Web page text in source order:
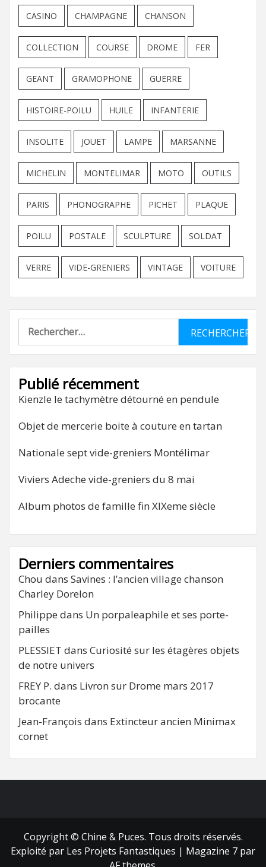
CASINO CHAMPAGNE CHANSON
COLLECTION COURSE DROME FER
GEANT GRAMOPHONE GUERRE
HISTOIRE-POILU HUILE INFANTERIE
INSOLITE JOUET LAMPE MARSANNE
MICHELIN MONTELIMAR MOTO OUTILS
PARIS PHONOGRAPHE PICHET PLAQUE
POILU POSTALE SCULPTURE SOLDAT
VERRE VIDE-GRENIERS VINTAGE VOITURE
Rechercher :
Publié récemment
Kienzle le tachymètre détourné en pendule
Objet de mercerie boite à couture en tartan
Nationale sept vide-greniers Montélimar
Viviers Adeche vide-greniers du 8 mai
Album photos de famille fin XIXeme siècle
Derniers commentaires
Chou dans Savines : l’ancien village chanson
Charley Dorelon
Philippe dans Un porpaleaphile et ses porte-
pailles
PLESSIET dans Curiosité sur les étagères objets
de notre univers
FREY P. dans Livron sur Drome mars 2017
brocante
Jean-François dans Extincteur ancien Minimax
cornet
Copyright © Chine & Puces. Tous droits réservés.
Exploité par Les Projets Fantastiques | Magazine 7 par